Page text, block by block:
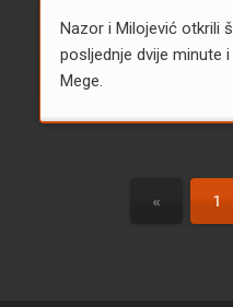
Nazor i Milojević otkrili
posljednje dvije minute
Mege.
« 1